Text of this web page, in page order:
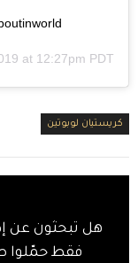
❤️🖤
at 12:27pm PDT
كريستيان لوبوتين
هل تبحثون عن